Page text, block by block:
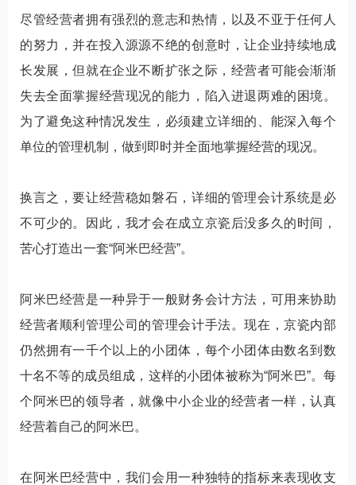
尽管经营者拥有强烈的意志和热情，以及不亚于任何人
的努力，并在投入源源不绝的创意时，让企业持续地成
长发展，但就在企业不断扩张之际，经营者可能会渐渐
失去全面掌握经营现况的能力，陷入进退两难的困境。
为了避免这种情况发生，必须建立详细的、能深入每个
单位的管理机制，做到即时并全面地掌握经营的现况。
换言之，要让经营稳如磐石，详细的管理会计系统是必
不可少的。因此，我才会在成立京瓷后没多久的时间，
苦心打造出一套“阿米巴经营”。
阿米巴经营是一种异于一般财务会计方法，可用来协助
经营者顺利管理公司的管理会计手法。现在，京瓷内部
仍然拥有一千个以上的小团体，每个小团体由数名到数
十名不等的成员组成，这样的小团体被称为“阿米巴”。每
个阿米巴的领导者，就像中小企业的经营者一样，认真
经营着自己的阿米巴。
在阿米巴经营中，我们会用一种独特的指标来表现收支